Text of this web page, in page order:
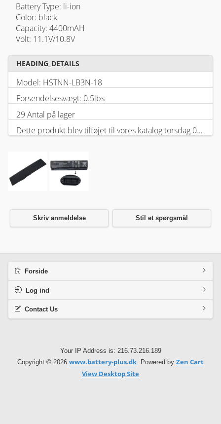
Battery Type: li-ion
Color: black
Capacity: 4400mAH
Volt: 11.1V/10.8V
HEADING_DETAILS
Model: HSTNN-LB3N-18
Forsendelsesvægt: 0.5lbs
29 Antal på lager
Dette produkt blev tilføjet til vores katalog torsdag 05 februar, 2026.
Skriv anmeldelse Stil et spørgsmål
Forside
Log ind
Contact Us
Your IP Address is: 216.73.216.189
Copyright © 2026 www.battery-plus.dk. Powered by Zen Cart
View Desktop Site